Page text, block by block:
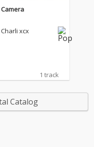
を告げたチャーリーｘ
ｃｘの新しい時代は何
マにし、文字通り“音
ラブカルチャー／ダン
荒々しく歪んだギター
Camera
Charli xcx
1 track
Catalog